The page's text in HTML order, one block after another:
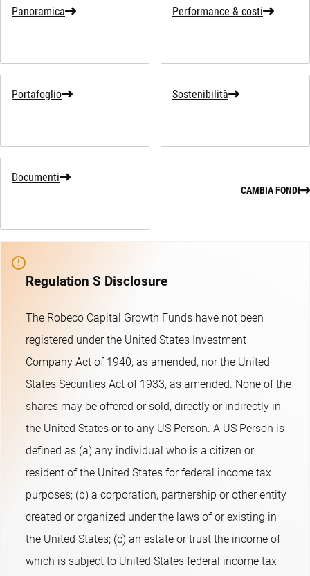
Panoramica Performance & costi
Portafoglio Sostenibilità
Documenti
CAMBIA FONDI
Regulation S Disclosure
The Robeco Capital Growth Funds have not been
registered under the United States Investment
Company Act of 1940, as amended, nor the United
States Securities Act of 1933, as amended. None of the
shares may be offered or sold, directly or indirectly in
the United States or to any US Person. A US Person is
defined as (a) any individual who is a citizen or
resident of the United States for federal income tax
purposes; (b) a corporation, partnership or other entity
created or organized under the laws of or existing in
the United States; (c) an estate or trust the income of
which is subject to United States federal income tax